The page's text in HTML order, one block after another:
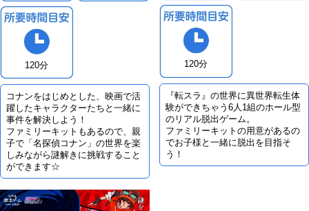
120分
コナンをはじめとした、映画で活
躍したキャラクターたちと一緒に
事件を解決しよう！
ファミリーキットもあるので、親
子で「名探偵コナン」の世界を楽
しみながら謎解きに挑戦すること
ができます☆
120分
『転スラ』の世界に異世界転生体
験ができちゃう6人1組のホール型
のリアル脱出ゲーム。
ファミリーキットの用意があるの
でお子様と一緒に脱出を目指そ
う！